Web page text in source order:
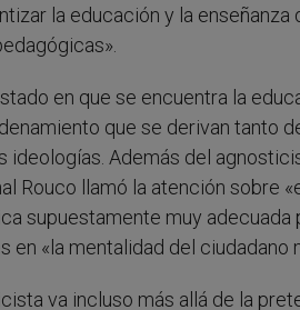
la educación y la enseñanza
en que se encuentra la
que se derivan tanto
ideologías. Además del
Rouco llamó la atención sobre
supuestamente muy
en «la mentalidad del ciudadano
va incluso más allá de la